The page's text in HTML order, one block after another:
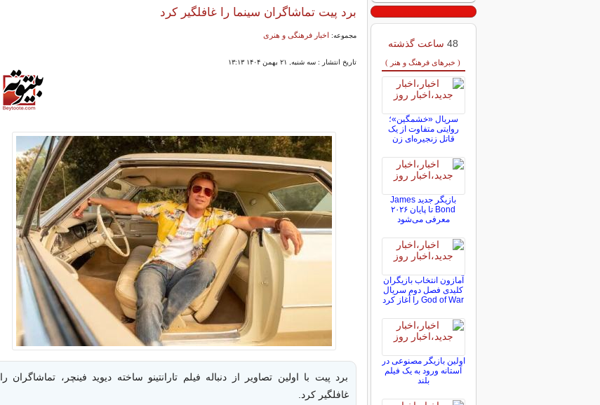
برد پیت تماشاگران سینما را غافلگیر کرد
مجموعه: اخبار فرهنگی و هنری
تاریخ انتشار : سه شنبه, ۲۱ بهمن ۱۴۰۴ ۱۳:۱۳
برد پیت با اولین تصاویر از دنباله فیلم تارانتینو ساخته دیوید فینچر، تماشاگران را
غافلگیر کرد.
48 ساعت گذشته
( خبرهای فرهنگ و هنر )
سریال «خشمگین»؛
روایتی متفاوت از یک
قاتل زنجیره‌ای زن
بازیگر جدید James
Bond تا پایان ۲۰۲۶
معرفی می‌شود
آمازون انتخاب بازیگران
کلیدی فصل دوم سریال
God of War را آغاز کرد
اولین بازیگر مصنوعی در
آستانه ورود به یک فیلم
بلند